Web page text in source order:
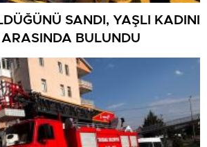
SANDI, YAŞLI KADINI
BULUNDU